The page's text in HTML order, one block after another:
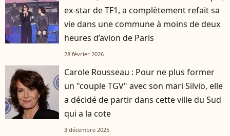
ex-star de TF1, a complètement refait sa
vie dans une commune à moins de deux
heures d’avion de Paris
28 février 2026
Carole Rousseau : Pour ne plus former
un "couple TGV" avec son mari Silvio, elle
a décidé de partir dans cette ville du Sud
qui a la cote
3 décembre 2025